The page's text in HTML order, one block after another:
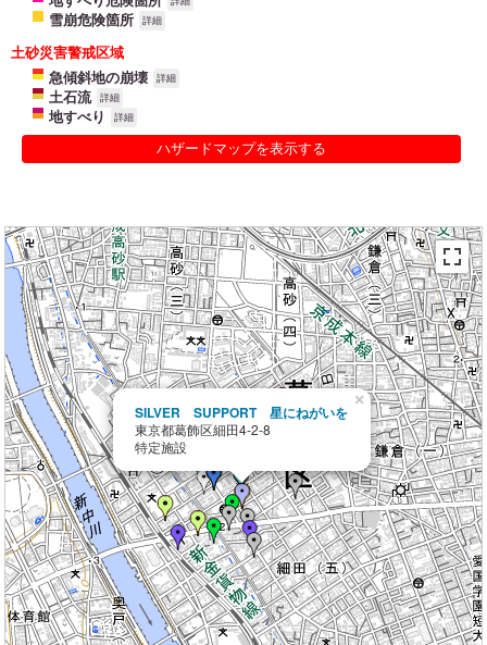
雪崩危険箇所 詳細
土砂災害警戒区域
急傾斜地の崩壊
詳細
土石流 詳細
地すべり 詳細
ハザードマップを表示する
SILVER SUPPORT 星にねがいを
東京都葛飾区細田4-2-8
特定施設
×